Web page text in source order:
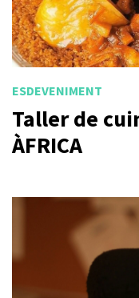
ESDEVENIMENT
Taller de
ÀFRICA